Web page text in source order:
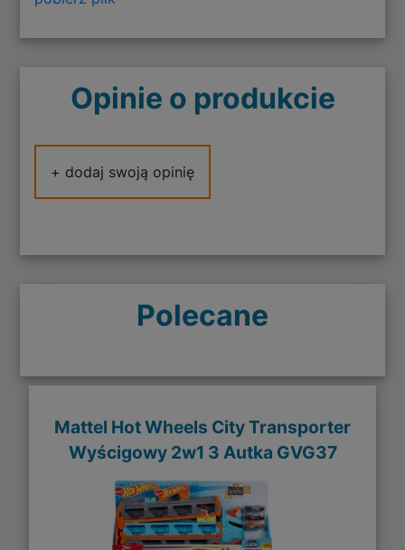
Opinie o produkcie
+ dodaj swoją opinię
Polecane
Mattel Hot Wheels City Transporter
Wyścigowy 2w1 3 Autka GVG37